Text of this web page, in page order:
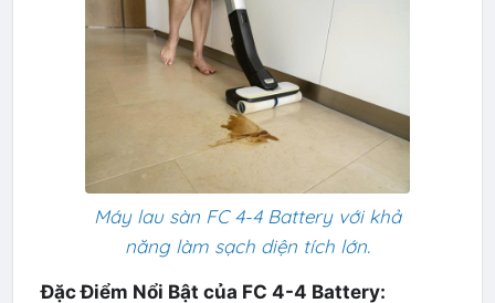
Máy lau sàn FC 4-4 Battery với khả
năng làm sạch diện tích lớn.
Đặc Điểm Nổi Bật của FC 4-4 Battery: